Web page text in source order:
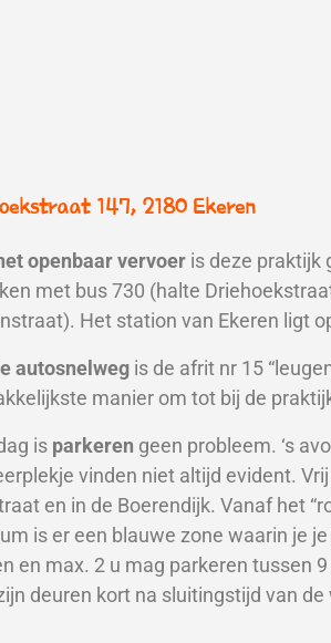
147, 2180 Ekeren
openbaar vervoer is deze praktijk
met bus 730 (halte
Het station van Ekeren ligt
autosnelweg is de afrit nr 15
manier om tot bij de
is parkeren geen probleem. ‘s
vinden niet altijd evident.
en in de Boerendijk. Vanaf het
is er een blauwe zone waarin je
en max. 2 u mag parkeren tussen 9
deuren kort na sluitingstijd van de